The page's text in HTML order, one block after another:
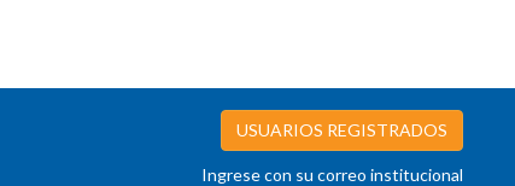
USUARIOS REGISTRADOS
Ingrese con su correo institucional